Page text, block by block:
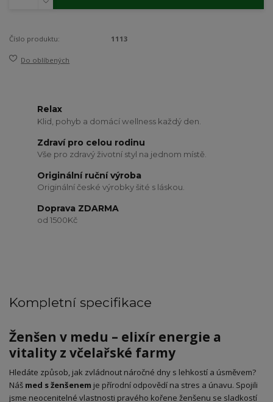
Číslo produktu: 1113
Do oblíbených
Relax
Klid, pohyb a domácí wellness každý den.
Zdraví pro celou rodinu
Vše pro zdravý životní styl na jednom místě.
Originální ruční výroba
Originální české výrobky šité s láskou.
Doprava ZDARMA
od 1500Kč
Kompletní specifikace
Ženšen v medu – elixír energie a
vitality z včelařské farmy
Hledáte způsob, jak zvládnout náročné dny s lehkostí a úsměvem?
Náš med s ženšenem je přírodní odpovědí na stres a únavu. Spojili
jsme neocenitelné vlastnosti pravého kořene ženšenu se sladkostí